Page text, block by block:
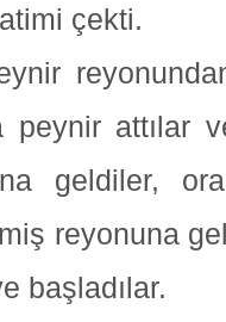
çekti.
peynir attılar
geldiler,
reyonuna
başladılar.